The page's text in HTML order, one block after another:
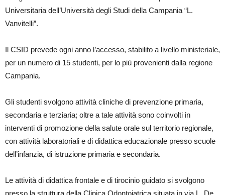
Universitaria dell’Università degli Studi della Campania “L.
Vanvitelli”.
Il CSID prevede ogni anno l’accesso, stabilito a livello ministeriale,
per un numero di 15 studenti, per lo più provenienti dalla regione
Campania.
Gli studenti svolgono attività cliniche di prevenzione primaria,
secondaria e terziaria; oltre a tale attività sono coinvolti in
interventi di promozione della salute orale sul territorio regionale,
con attività laboratoriali e di didattica educazionale presso scuole
dell’infanzia, di istruzione primaria e secondaria.
Le attività di didattica frontale e di tirocinio guidato si svolgono
presso la struttura della Clinica Odontoiatrica situata in via L. De